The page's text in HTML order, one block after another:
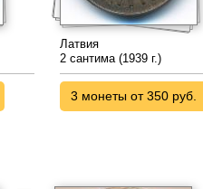
Латвия
2 сантима (1939 г.)
3 монеты от 350 руб.